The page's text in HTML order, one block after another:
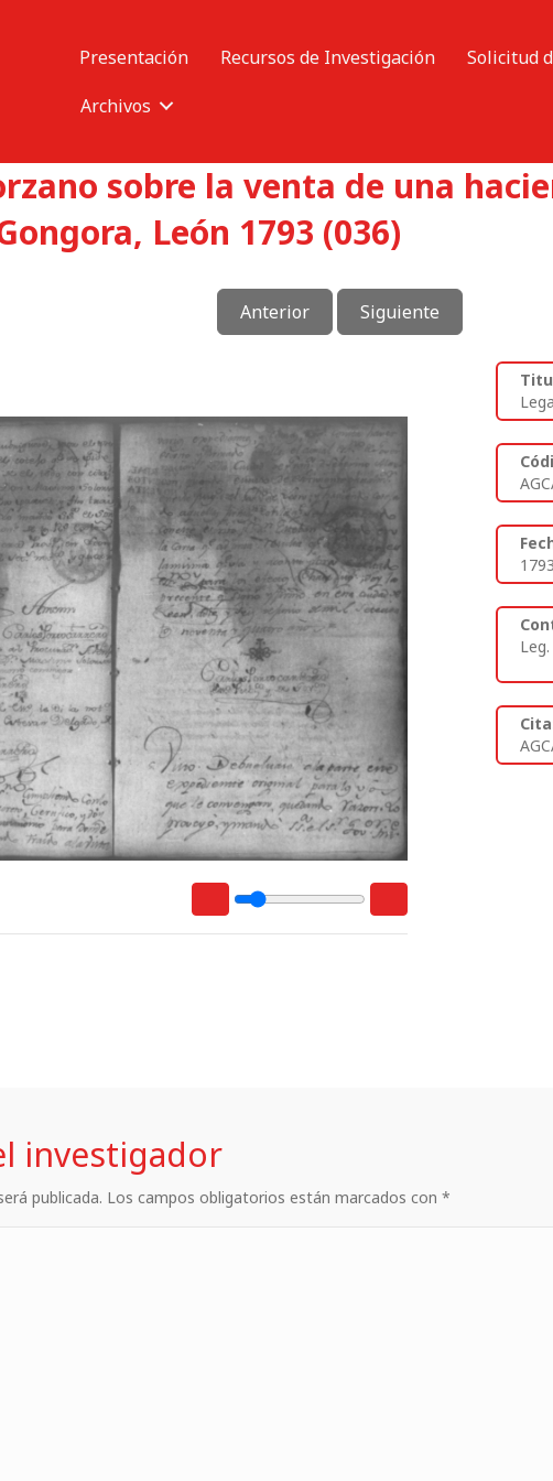
Presentación Recursos de Investigación Solicitud
Archivos
sobre la venta de una
León 1793 (036)
Anterior Siguiente
1793
investigador
publicada. Los campos obligatorios están marcados con *